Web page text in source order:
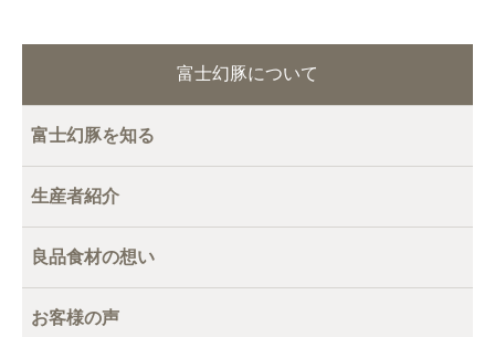
富士幻豚について
富士幻豚を知る
生産者紹介
良品食材の想い
お客様の声